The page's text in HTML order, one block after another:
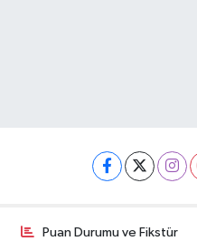
Puan Durumu ve Fikstür